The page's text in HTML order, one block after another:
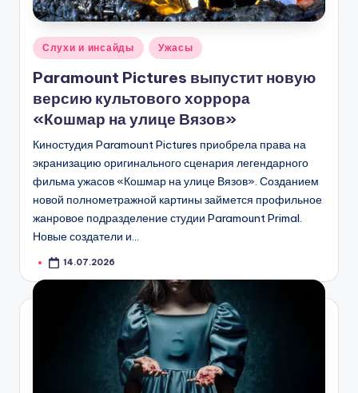
Опубликовано
Слухи и инсайды Ужасы
Paramount Pictures выпустит новую
версию культового хоррора
«Кошмар на улице Вязов»
Киностудия Paramount Pictures приобрела права на
экранизацию оригинального сценария легендарного
фильма ужасов «Кошмар на улице Вязов». Созданием
новой полнометражной картины займется профильное
жанровое подразделение студии Paramount Primal.
Новые создатели и…
14.07.2026